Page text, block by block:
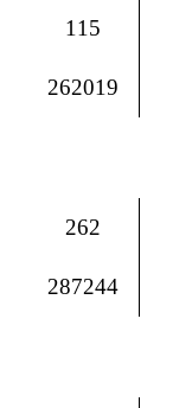
115
262019
262
287244